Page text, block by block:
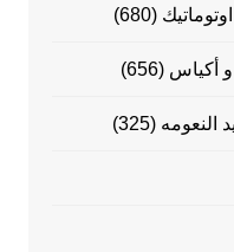
(680)
أكياس (656)
النعومه (325)